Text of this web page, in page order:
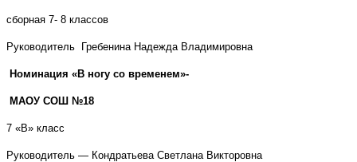
сборная 7- 8 классов
Руководитель Гребенина Надежда Владимировна
Номинация «В ногу со временем»-
МАОУ СОШ №18
7 «В» класс
Руководитель — Кондратьева Светлана Викторовна